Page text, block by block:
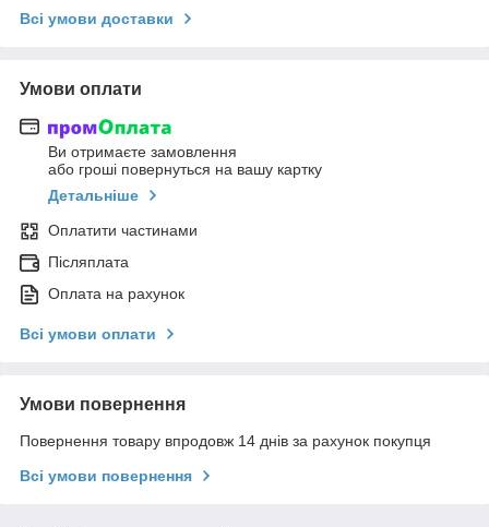
Всі умови доставки
Умови оплати
Ви отримаєте замовлення
або гроші повернуться на вашу картку
Детальніше
Оплатити частинами
Післяплата
Оплата на рахунок
Всі умови оплати
Умови повернення
Повернення товару впродовж 14 днів за рахунок покупця
Всі умови повернення